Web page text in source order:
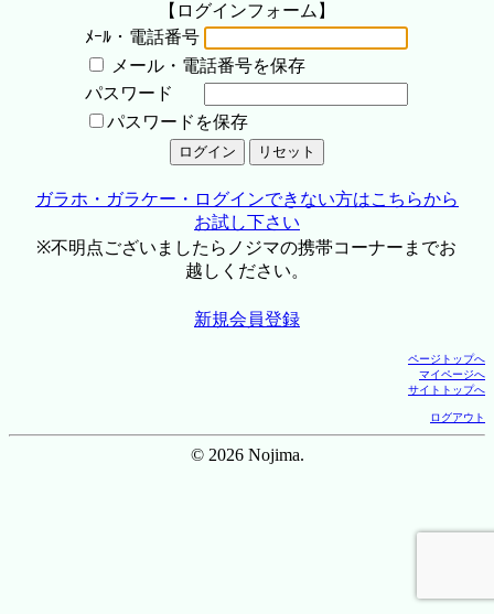
【ログインフォーム】
ﾒｰﾙ・電話番号
メール・電話番号を保存
パスワード
パスワードを保存
ガラホ・ガラケー・ログインできない方はこちらから
お試し下さい
※不明点ございましたらノジマの携帯コーナーまでお
越しください。
新規会員登録
ページトップへ
マイページへ
サイトトップへ
ログアウト
© 2026 Nojima.